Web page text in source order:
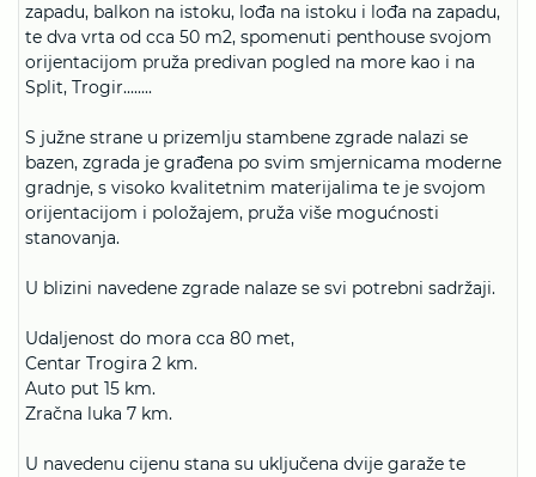
zapadu, balkon na istoku, lođa na istoku i lođa na zapadu,
te dva vrta od cca 50 m2, spomenuti penthouse svojom
orijentacijom pruža predivan pogled na more kao i na
Split, Trogir........
S južne strane u prizemlju stambene zgrade nalazi se
bazen, zgrada je građena po svim smjernicama moderne
gradnje, s visoko kvalitetnim materijalima te je svojom
orijentacijom i položajem, pruža više mogućnosti
stanovanja.
U blizini navedene zgrade nalaze se svi potrebni sadržaji.
Udaljenost do mora cca 80 met,
Centar Trogira 2 km.
Auto put 15 km.
Zračna luka 7 km.
U navedenu cijenu stana su uključena dvije garaže te